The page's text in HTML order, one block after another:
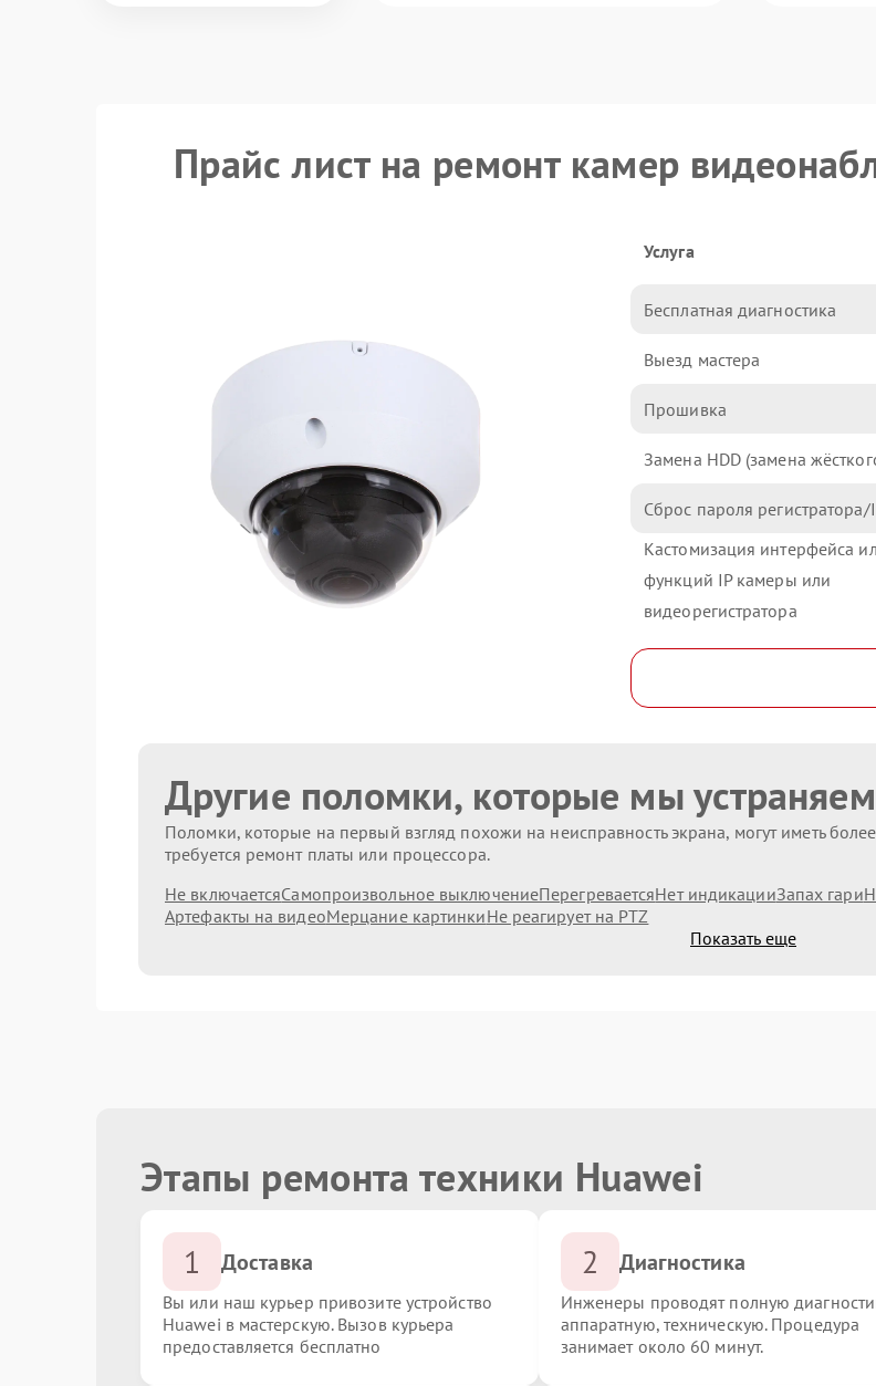
Прайс лист на ремонт камер
Услуга
Бесплатная диагностика
Выезд мастера
Прошивка
Замена HDD (замена
Сброс пароля
Кастомизация интерфейса
функций IP камеры или
видеорегистратора
Другие поломки, которые мы устраняем
Поломки, которые на первый взгляд похожи на неисправность экрана, могут иметь
требуется ремонт платы или процессора.
Не включаетсяСамопроизвольное выключениеПерегреваетсяНет индикацииЗапах гари
Артефакты на видеоМерцание картинкиНе реагирует на PTZ
Показать еще
Этапы ремонта техники Huawei
1 Доставка
Вы или наш курьер привозите устройство
Huawei в мастерскую. Вызов курьера
предоставляется бесплатно
2 Диагностика
Инженеры проводят полную
аппаратную, техническую. Процедура
занимает около 60 минут.